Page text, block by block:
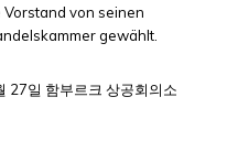
von seinen
gewählt.
27일 함부르크 상공회의소